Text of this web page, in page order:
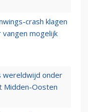
crash klagen
vangen mogelijk
wereldwijd onder
Midden-Oosten